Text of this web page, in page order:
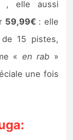
, elle aussi
59,99€: elle
15 pistes,
« en rab »
une fois